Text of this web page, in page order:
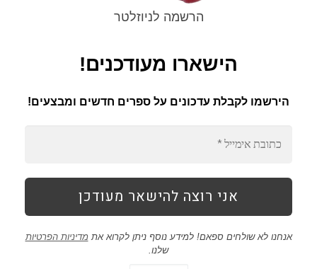
הרשמה לניוזלטר
הישארו מעודכנים!
הירשמו לקבלת עדכונים על ספרים חדשים ומבצעים!
אנחנו לא שולחים ספאם! למידע נוסף ניתן לקרוא אתמדיניות הפרטיות
שלנו.